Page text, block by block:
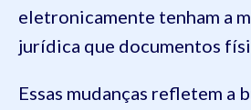
eletronicamente tenham a
jurídica que documentos
Essas mudanças refletem a